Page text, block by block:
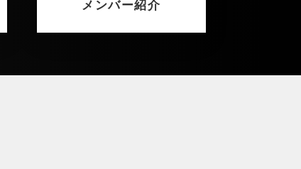
メンバー紹介